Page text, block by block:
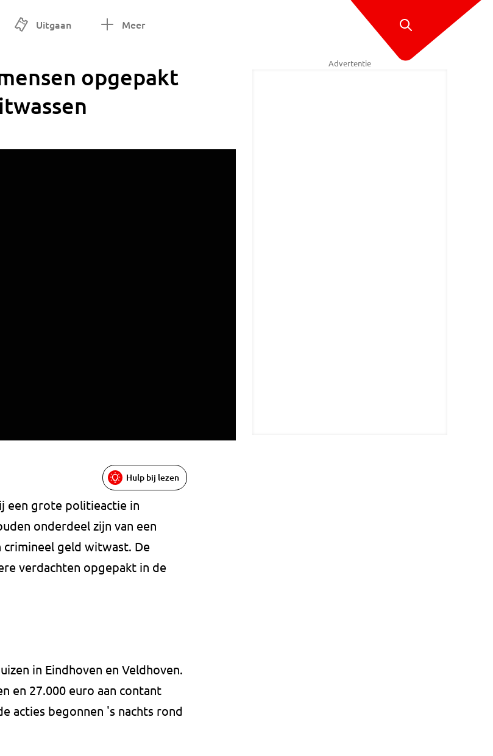
Uitgaan Meer
opgepakt
Hulp bij lezen
een grote politieactie in
onderdeel zijn van een
crimineel geld witwast. De
verdachten opgepakt in de
in Eindhoven en Veldhoven.
en 27.000 euro aan contant
acties begonnen 's nachts rond
Advertentie